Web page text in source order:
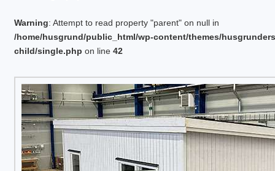
Warning: Attempt to read property "parent" on null in
/home/husgrund/public_html/wp-content/themes/
child/single.php on line 42